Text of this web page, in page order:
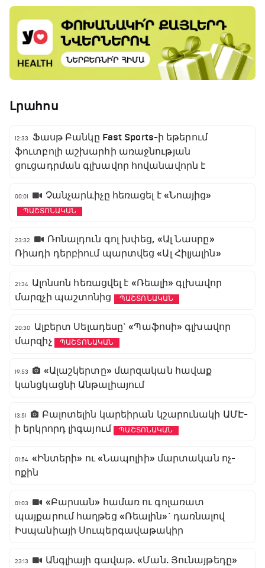
Լրահոս
12:33
Ֆասթ Բանկը Fast Sports-ի եթերում
ֆուտբոլի աշխարհի առաջնության
ցուցադրման գլխավոր հովանավորն է
00:01 Չանչարևիչը հեռացել է «Նոայից»
ՊԱՇՏՈՆԱԿԱՆ
23:32
Ռոնալդուն գոլ խփեց, «Ալ Նասրը»
Ռիադի դերբիում պարտվեց «Ալ Հիլյալին»
21:34 Ալոնսոն հեռացվել է «Ռեալի» գլխավոր
մարզչի պաշտոնից
ՊԱՇՏՈՆԱԿԱՆ
20:30
Ալբերտ Սելադեսը` «Պաֆոսի» գլխավոր
մարզիչ
ՊԱՇՏՈՆԱԿԱՆ
19:53
«Ալաշկերտը» մարզական հավաք
կանցկացնի Անթալիայում
13:51
Բալոտելին կարեիրան կշարունակի ԱՄԷ-
ի երկրորդ լիգայում
ՊԱՇՏՈՆԱԿԱՆ
01:54 «Ինտերի» ու «Նապոլիի» մարտական ոչ-
ոքին
01:03
«Բարսան» համառ ու գոլառատ
պայքարում հաղթեց «Ռեալին»` դառնալով
Իսպանիայի Սուպերգավաթակիր
23:13 Անգլիայի գավաթ. «Ման. Յունայթեդը»